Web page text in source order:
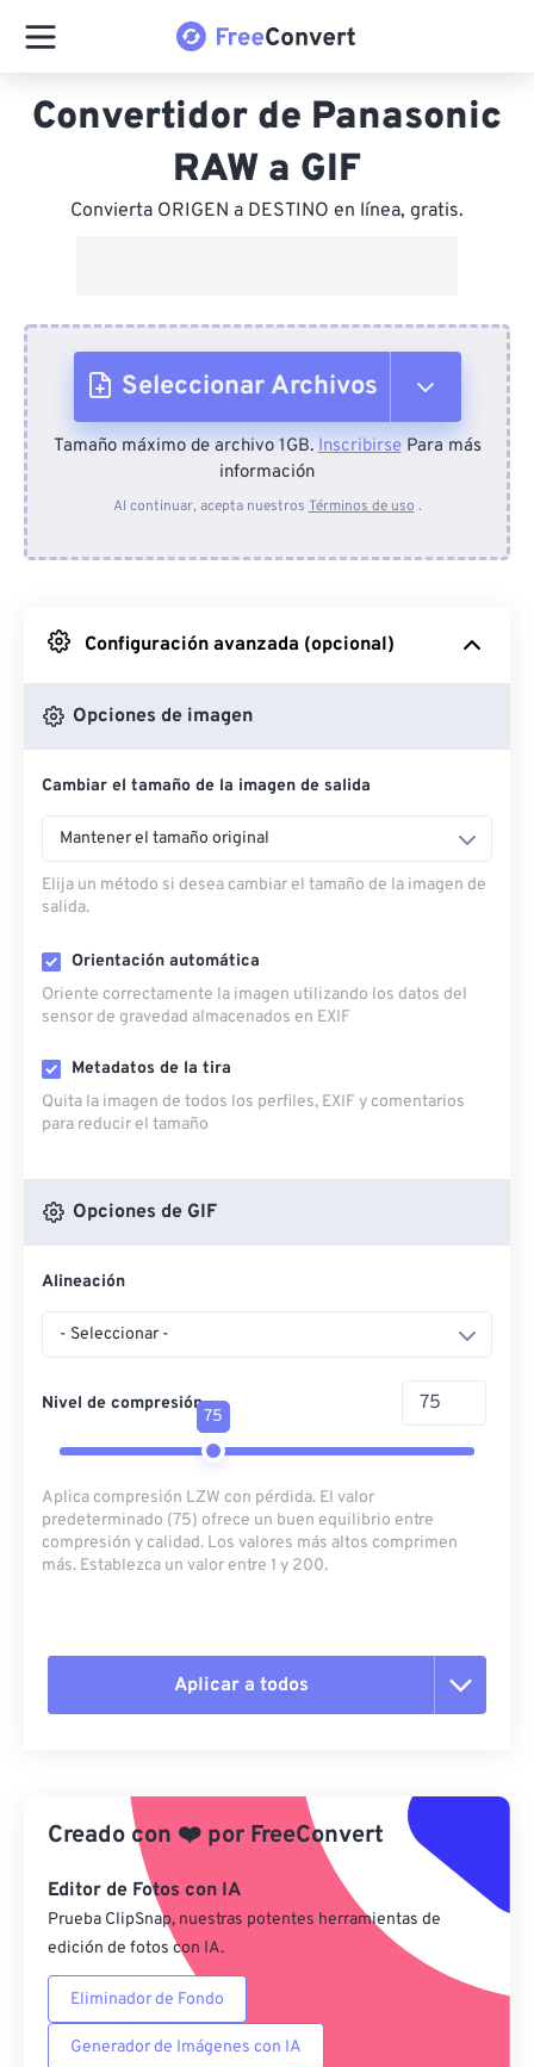
Convertidor de Panasonic
RAW a GIF
Convierta ORIGEN a DESTINO en línea, gratis.
Seleccionar Archivos
Desde el dispositivo
Desde Google Drive
Desde OneDrive
Desde URL
Tamaño máximo de archivo 1GB.InscribirsePara más
información
Al continuar, acepta nuestros Términos de uso .
Configuración avanzada (opcional)
Opciones de imagen
Cambiar el tamaño de la imagen de salida
Mantener el tamaño original
Elija un método si desea cambiar el tamaño de la imagen de
salida.
Orientación automática
Oriente correctamente la imagen utilizando los datos del
sensor de gravedad almacenados en EXIF
Metadatos de la tira
Quita la imagen de todos los perfiles, EXIF ​​y comentarios
para reducir el tamaño
Opciones de GIF
Alineación
- Seleccionar -
Nivel de compresión
75
Aplica compresión LZW con pérdida. El valor
predeterminado (75) ofrece un buen equilibrio entre
compresión y calidad. Los valores más altos comprimen
más. Establezca un valor entre 1 y 200.
Aplicar a todos
Aplicar desde el ajuste preestablecido
Guardar como preestablecido
Creado con ❤️ por FreeConvert
Editor de Fotos con IA
Prueba ClipSnap, nuestras potentes herramientas de
edición de fotos con IA.
Eliminador de Fondo
Generador de Imágenes con IA